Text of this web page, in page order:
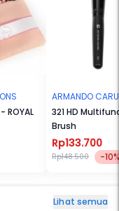
ROYAL
ARMANDO
321 HD
Brush
Rp133.700
Rp148.500 -
Lihat semua